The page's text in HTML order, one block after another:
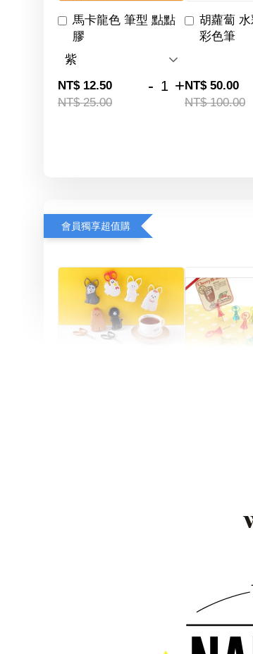
馬卡龍色 筆型 點點
膠
NT$ 12.50
NT$ 25.00
- +
胡蘿蔔
彩色筆
NT$ 50.00
NT$ 100.00
會員獨享超值購